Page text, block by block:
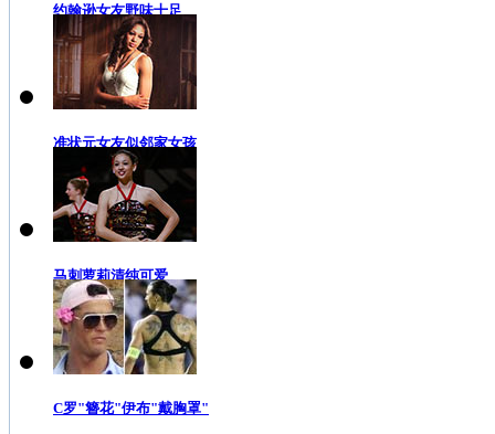
约翰逊女友野味十足
准状元女友似邻家女孩
马刺萝莉清纯可爱
C罗"簪花"伊布"戴胸罩"